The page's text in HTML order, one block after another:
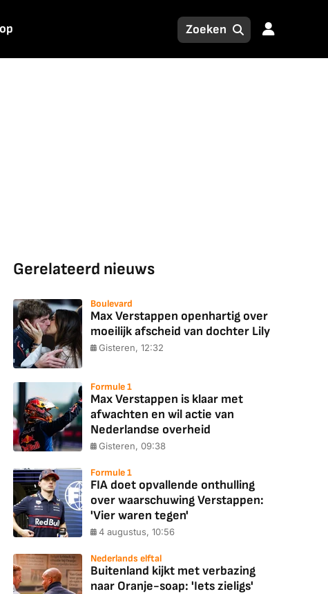
Gerelateerd nieuws
Boulevard
Max Verstappen openhartig over
moeilijk afscheid van dochter Lily
Gisteren, 12:32
Formule 1
Max Verstappen is klaar met
afwachten en wil actie van
Nederlandse overheid
Gisteren, 09:38
Formule 1
FIA doet opvallende onthulling
over waarschuwing Verstappen:
'Vier waren tegen'
4 augustus, 10:56
Nederlands elftal
Buitenland kijkt met verbazing
naar Oranje-soap: 'Iets zieligs'